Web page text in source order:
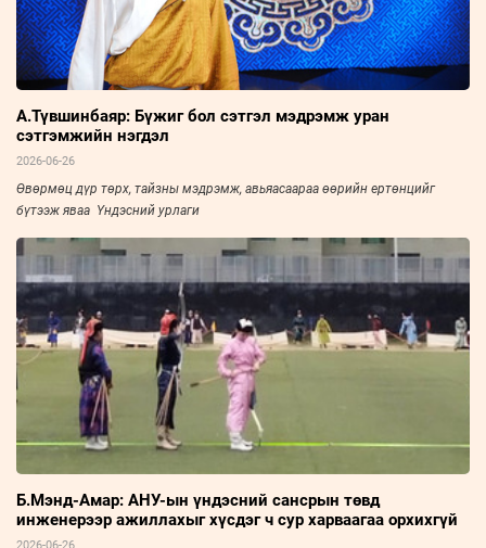
А.Түвшинбаяр: Бүжиг бол сэтгэл мэдрэмж уран
сэтгэмжийн нэгдэл
2026-06-26
Өвөрмөц дүр төрх, тайзны мэдрэмж, авьяасаараа өөрийн ертөнцийг
бүтээж яваа Үндэсний урлаги
Б.Мэнд-Амар: АНУ-ын үндэсний сансрын төвд
инженерээр ажиллахыг хүсдэг ч сур харваагаа орхихгүй